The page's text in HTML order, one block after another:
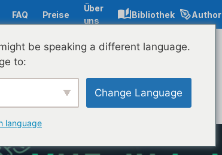
FAQ Preise
Über
uns
Bibliothek Author
mit LIVRESQ und VHealthLab
be speaking a different language.
to:
Change Language
language